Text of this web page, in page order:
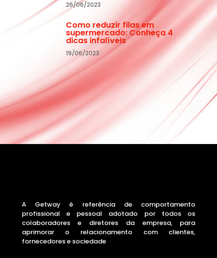
26/06/2023
Como reduzir filas em
supermercado: Conheça 4
dicas infalíveis
19/06/2023
A Getway é referência de comportamento
profissional e pessoal adotado por todos os
colaboradores e diretores da empresa, para
aprimorar o relacionamento com clientes,
fornecedores e sociedade